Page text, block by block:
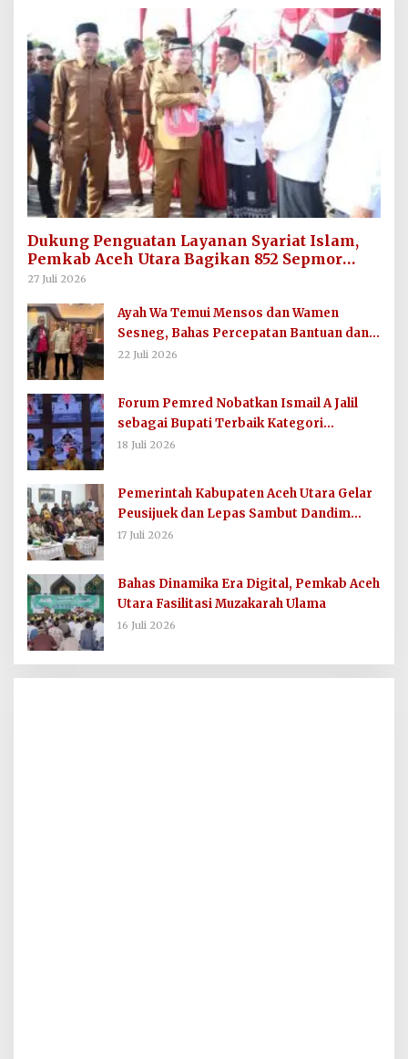
Dukung Penguatan Layanan Syariat Islam,
Pemkab Aceh Utara Bagikan 852 Sepmor
untuk Imum Gampong
27 Juli 2026
Ayah Wa Temui Mensos dan Wamen
Sesneg, Bahas Percepatan Bantuan dan
Dana Direktif Presiden
22 Juli 2026
Forum Pemred Nobatkan Ismail A Jalil
sebagai Bupati Terbaik Kategori
Komunikasi dan Informasi Publik
18 Juli 2026
Pemerintah Kabupaten Aceh Utara Gelar
Peusijuek dan Lepas Sambut Dandim
0103/AUT
17 Juli 2026
Bahas Dinamika Era Digital, Pemkab Aceh
Utara Fasilitasi Muzakarah Ulama
16 Juli 2026